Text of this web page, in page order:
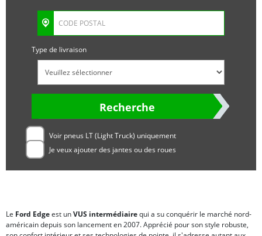
Type de livraison
Recherche
Voir pneus LT (Light Truck) uniquement
Je veux ajouter des jantes ou des roues
Le Ford Edgeest unVUS intermédiairequi a su conquérir le marché nord-
américain depuis son lancement en 2007. Apprécié pour son style robuste,